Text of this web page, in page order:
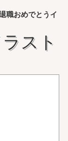
職おめでとうイ
スト